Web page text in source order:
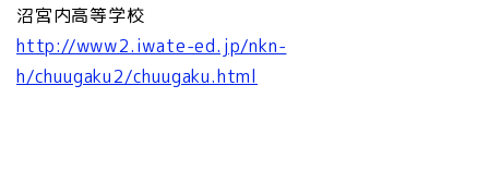
沼宮内高等学校
http://www2.iwate-ed.jp/nkn-
h/chuugaku2/chuugaku.html